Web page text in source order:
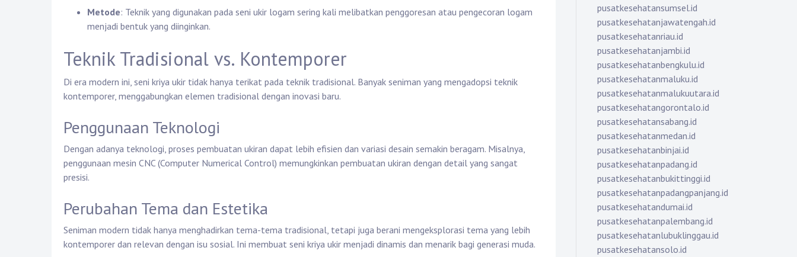
Metode: Teknik yang digunakan pada seni ukir logam sering kali melibatkan penggoresan atau pengecoran logam
menjadi bentuk yang diinginkan.
Teknik Tradisional vs. Kontemporer
Di era modern ini, seni kriya ukir tidak hanya terikat pada teknik tradisional. Banyak seniman yang mengadopsi teknik
kontemporer, menggabungkan elemen tradisional dengan inovasi baru.
Penggunaan Teknologi
Dengan adanya teknologi, proses pembuatan ukiran dapat lebih efisien dan variasi desain semakin beragam. Misalnya,
penggunaan mesin CNC (Computer Numerical Control) memungkinkan pembuatan ukiran dengan detail yang sangat
presisi.
Perubahan Tema dan Estetika
Seniman modern tidak hanya menghadirkan tema-tema tradisional, tetapi juga berani mengeksplorasi tema yang lebih
kontemporer dan relevan dengan isu sosial. Ini membuat seni kriya ukir menjadi dinamis dan menarik bagi generasi muda.
pusatkesehatansumsel.id
pusatkesehatanjawatengah.id
pusatkesehatanriau.id
pusatkesehatanjambi.id
pusatkesehatanbengkulu.id
pusatkesehatanmaluku.id
pusatkesehatanmalukuutara.id
pusatkesehatangorontalo.id
pusatkesehatansabang.id
pusatkesehatanmedan.id
pusatkesehatanbinjai.id
pusatkesehatanpadang.id
pusatkesehatanbukittinggi.id
pusatkesehatanpadangpanjang.id
pusatkesehatandumai.id
pusatkesehatanpalembang.id
pusatkesehatanlubuklinggau.id
pusatkesehatansolo.id